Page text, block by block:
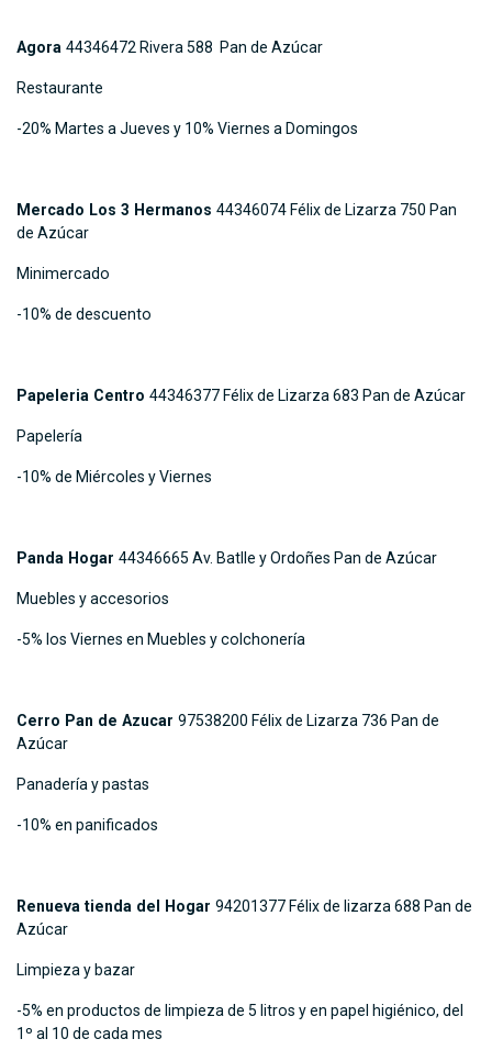
Agora 44346472 Rivera 588 Pan de Azúcar
Restaurante
-20% Martes a Jueves y 10% Viernes a Domingos
Mercado Los 3 Hermanos 44346074 Félix de Lizarza 750 Pan
de Azúcar
Minimercado
-10% de descuento
Papeleria Centro 44346377 Félix de Lizarza 683 Pan de Azúcar
Papelería
-10% de Miércoles y Viernes
Panda Hogar 44346665 Av. Batlle y Ordoñes Pan de Azúcar
Muebles y accesorios
-5% los Viernes en Muebles y colchonería
Cerro Pan de Azucar 97538200 Félix de Lizarza 736 Pan de
Azúcar
Panadería y pastas
-10% en panificados
Renueva tienda del Hogar 94201377 Félix de lizarza 688 Pan de
Azúcar
Limpieza y bazar
-5% en productos de limpieza de 5 litros y en papel higiénico, del
1º al 10 de cada mes